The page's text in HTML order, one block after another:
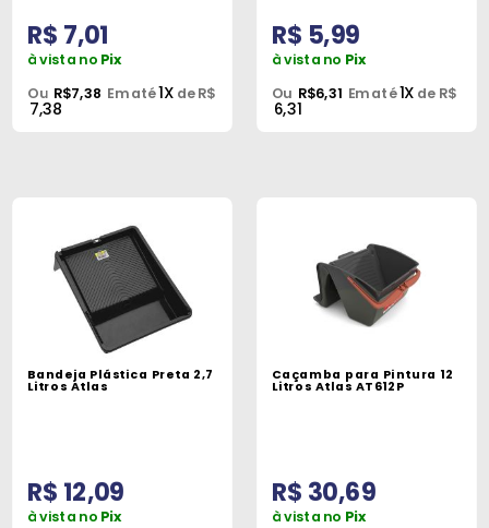
Construção
Materiais
Elétricos
Pneumáticos
Tintas
Químicos
Peças
Oficina
Mecânica
R$ 7,01
à vista no Pix
Ou R$7,38 Em até1X de R$
7,38
R$ 5,99
à vista no Pix
Ou R$6,31 Em até1X de R$
6,31
Bandeja Plástica Preta 2,7
Litros Atlas
R$ 12,09
à vista no Pix
Caçamba para Pintura 12
Litros Atlas AT612P
R$ 30,69
à vista no Pix